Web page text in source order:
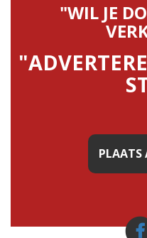
"WIL JE
PLAATS